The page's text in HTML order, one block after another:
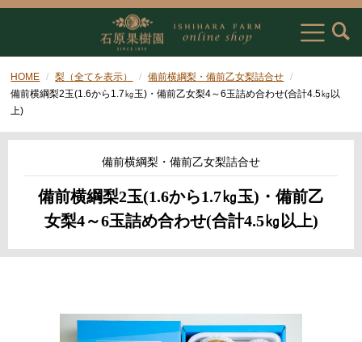
HOME 梨（全てを表示）
備前横綱梨・備前乙女梨詰合せ
備前横綱梨2玉(1.6から1.7㎏玉)・備前乙女梨4～6玉詰め合わせ(合計4.5㎏以
上)
備前横綱梨・備前乙女梨詰合せ
備前横綱梨2玉(1.6から1.7㎏玉)・備前乙
女梨4～6玉詰め合わせ(合計4.5㎏以上)